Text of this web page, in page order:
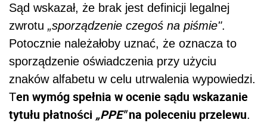
Sąd wskazał, że brak jest definicji legalnej
zwrotu „sporządzenie czegoś na piśmie".
Potocznie należałoby uznać, że oznacza to
sporządzenie oświadczenia przy użyciu
znaków alfabetu w celu utrwalenia wypowiedzi.
Ten wymóg spełnia w ocenie sądu wskazanie
tytułu płatności „PPE"na poleceniu przelewu.